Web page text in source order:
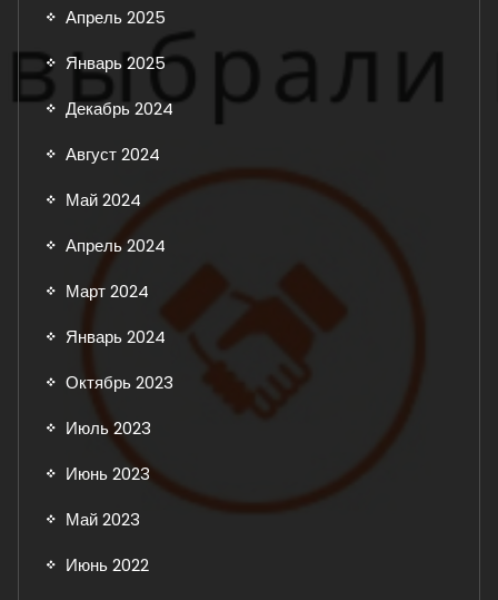
Апрель 2025
Январь 2025
Декабрь 2024
Август 2024
Май 2024
Апрель 2024
Март 2024
Январь 2024
Октябрь 2023
Июль 2023
Июнь 2023
Май 2023
Июнь 2022